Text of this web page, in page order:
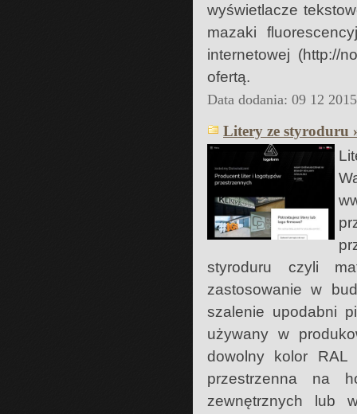
wyświetlacze
mazaki
internetowej (http://
ofertą.
Data dodania: 09 12
Litery ze styroduru
styroduru czyli
zastosowanie w
szalenie upodabni
używany w
dowolny kolor RAL
przestrzenna na
zewnętrznych lub